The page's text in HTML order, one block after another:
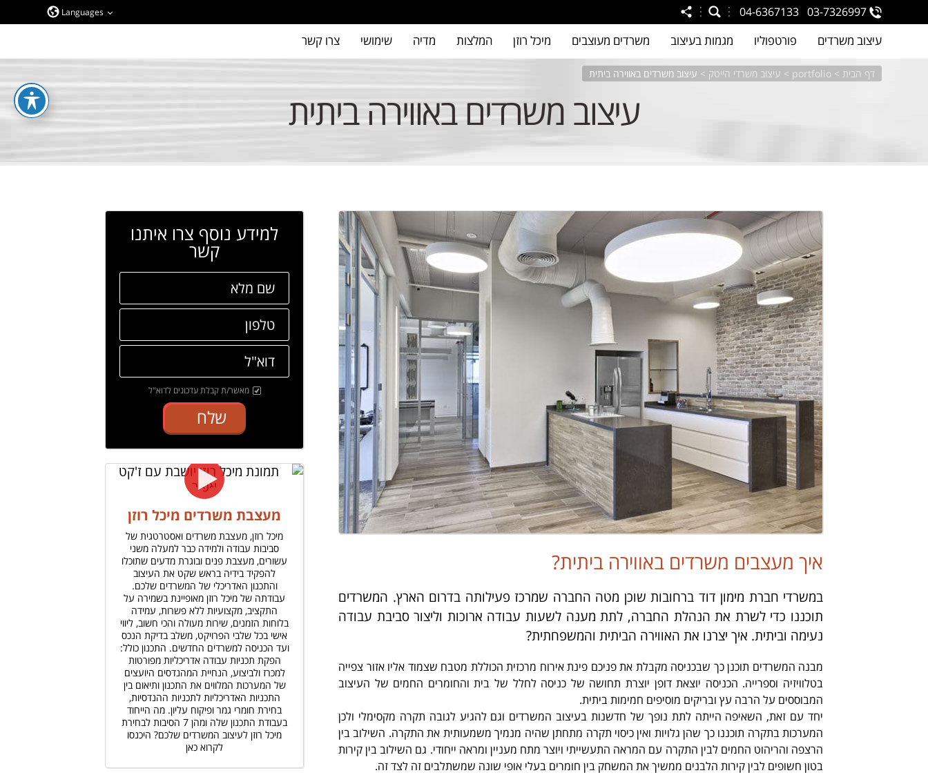
03-7326997
04-6367133
Languages
עיצוב משרדים פורטפוליו מגמות בעיצוב משרדים מעוצבים מיכל רוזן המלצות מדיה שימושי צרו קשר
דף הבית >
portfolio
> עיצוב משרדי הייטק > עיצוב משרדים באווירה ביתית
עיצוב משרדים באווירה ביתית
איך מעצבים משרדים באווירה ביתית?
במשרדי חברת מימון דוד ברחובות שוכן מטה החברה שמרכז פעילותה בדרום הארץ. המשרדים
תוכננו כדי לשרת את הנהלת החברה, לתת מענה לשעות עבודה ארוכות וליצור סביבת עבודה
נעימה וביתית. איך יצרנו את האווירה הביתית והמשפחתית?
מבנה המשרדים תוכנן כך שבכניסה מקבלת את פניכם פינת אירוח מרכזית הכוללת מטבח שצמוד אליו אזור צפייה
בטלוויזיה וספרייה. הכניסה יוצאת דופן יוצרת תחושה של כניסה לחלל של בית והחומרים החמים של העיצוב
המבוססים על הרבה עץ ובריקים מוסיפים חמימות ביתית.
יחד עם זאת, השאיפה הייתה לתת נופך של חדשנות בעיצוב המשרדים וגם להגיע לגובה תקרה מקסימלי ולכן
המערכות בתקרה תוכננו כך שהן גלויות ואין כיסוי תקרה מתחתן שהיה מנמיך משמעותית את התקרה. השילוב בין
הרצפה והריהוט החמים לבין התקרה עם המראה התעשייתי ויוצר מתח מעניין ומראה ייחודי. גם השילוב בין קירות
בטון חשופים לבין קירות הלבנים ממשיך את המשחק בין חומרים בעלי אופי שונה שמשתלבים זה לצד זה.
למידע נוסף צרו איתנו
קשר
מאשר/ת קבלת עדכונים לדוא"ל
שלח
מעצבת משרדים מיכל רוזן
מיכל רוזן, מעצבת משרדים ואסטרטגית של
סביבות עבודה ולמידה כבר למעלה משני
עשורים, מעצבת פנים ובוגרת מדעים שתוכלו
להפקיד בידיה בראש שקט את העיצוב
והתכנון האדריכלי של המשרדים שלכם.
עבודתה של מיכל רוזן מאופיינת בשמירה על
התקציב, מקצועיות ללא פשרות, עמידה
בלוחות הזמנים, שירות מעולה והכי חשוב, ליווי
אישי בכל שלבי הפרויקט, משלב בדיקת הנכס
ועד הכניסה למשרדים החדשים. התכנון כולל:
הפקת תכניות עבודה אדריכליות מפורטות
למכרז ולביצוע, הנחיית המהנדסים היועצים
של המערכות המלווים את התכנון ותיאום בין
התכניות האדריכליות לתכניות ההנדסיות,
בחירת חומרי גמר ופיקוח עליון. מה הייחוד
בעבודת התכנון שלה ומהן 7 הסיבות לבחירת
מיכל רוזן לעיצוב המשרדים שלכם? היכנסו
לקרוא כאן